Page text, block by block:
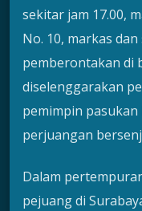
sekitar jam 17.00,
No. 10, markas
pemberontakan di
diselenggarakan
pemimpin pasukan
perjuangan
Dalam
pejuang di